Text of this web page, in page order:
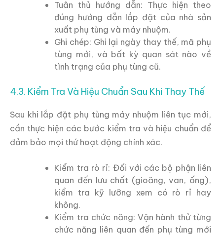
Tuân thủ hướng dẫn: Thực hiện theo
đúng hướng dẫn lắp đặt của nhà sản
xuất phụ tùng và máy nhuộm.
Ghi chép: Ghi lại ngày thay thế, mã phụ
tùng mới, và bất kỳ quan sát nào về
tình trạng của phụ tùng cũ.
4.3. Kiểm Tra Và Hiệu Chuẩn Sau Khi Thay Thế
Sau khi lắp đặt phụ tùng máy nhuộm liên tục mới,
cần thực hiện các bước kiểm tra và hiệu chuẩn để
đảm bảo mọi thứ hoạt động chính xác.
Kiểm tra rò rỉ: Đối với các bộ phận liên
quan đến lưu chất (gioăng, van, ống),
kiểm tra kỹ lưỡng xem có rò rỉ hay
không.
Kiểm tra chức năng: Vận hành thử từng
chức năng liên quan đến phụ tùng mới